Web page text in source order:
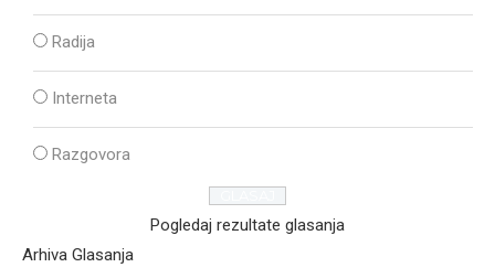
Radija
Interneta
Razgovora
Pogledaj rezultate glasanja
Arhiva Glasanja